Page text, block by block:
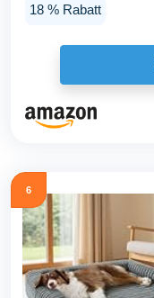
18 % Rabatt
6